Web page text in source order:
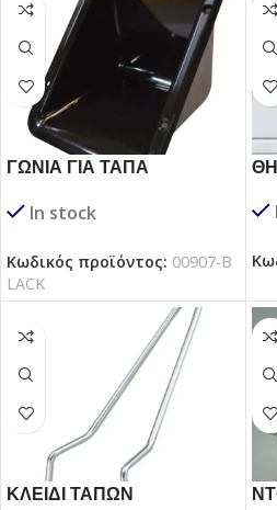
ΓΩΝΙΑ ΓΙΑ ΤΑΠΑ
ΠΟΡΤΑΚΙ
In stock
Κωδικός προϊόντος: 00907-B
LACK
ΚΛΕΙΔΙ ΤΑΠΩΝ